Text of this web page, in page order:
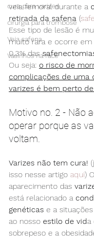
cura para varizes
cirurgia para trombose
Veia safena
Vasinhos na face
veia femoral durante a
retirada da safena (
Esse tipo de lesão é
muito rara e ocorre
0,3% das
Ou seja: o risco de
complicações de uma
varizes é bem perto de
Motivo no. 2 - Não
operar porque as
voltam.
Varizes não tem cura!
isso nesse artigo aqui) O
aparecimento das
está relacionado a
genéticas e a
ao nosso estilo de vida
sobrepeso e a